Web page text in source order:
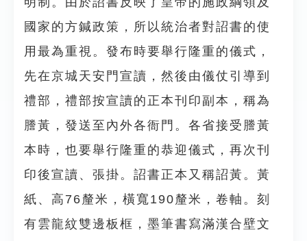
國家的方鍼政策，所以統治者對詔書的使
用最為重視。發布時要舉行隆重的儀式，
先在京城天安門宣讀，然後由儀仗引導到
禮部，禮部按宣讀的正本刊印副本，稱為
謄黃，發送至內外各衙門。各省接受謄黃
本時，也要舉行隆重的恭迎儀式，再次刊
印後宣讀、張掛。詔書正本又稱詔黃。黃
紙、高76釐米，橫寬190釐米，卷軸。刻
有雲龍紋雙邊板框，墨筆書寫滿漢合壁文